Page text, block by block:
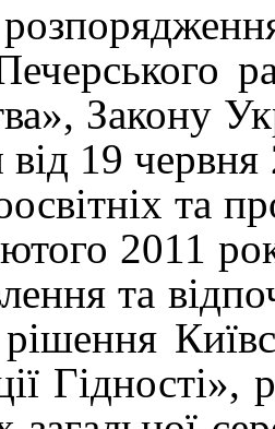
Закону
від 19
та
2011
та